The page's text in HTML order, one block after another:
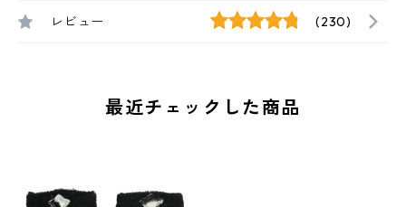
レビュー (230)
最近チェックした商品